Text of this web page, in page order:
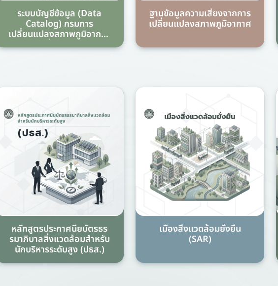
ระบบบัญชีข้อมูล (Data
Catalog) กรมการ
เปลี่ยนแปลงสภาพภูมิอากาศ
และสิ่งแวดล้อม
ฐานข้อมูลความเสี่ยงจากการ
เปลี่ยนแปลงสภาพภูมิอากาศ
หลักสูตรประกาศนียบัตรธร
รมาภิบาลสิ่งแวดล้อมสำหรับ
นักบริหารระดับสูง (ปธส.)
เมืองสิ่งแวดล้อมยั่งยืน
(SAR)